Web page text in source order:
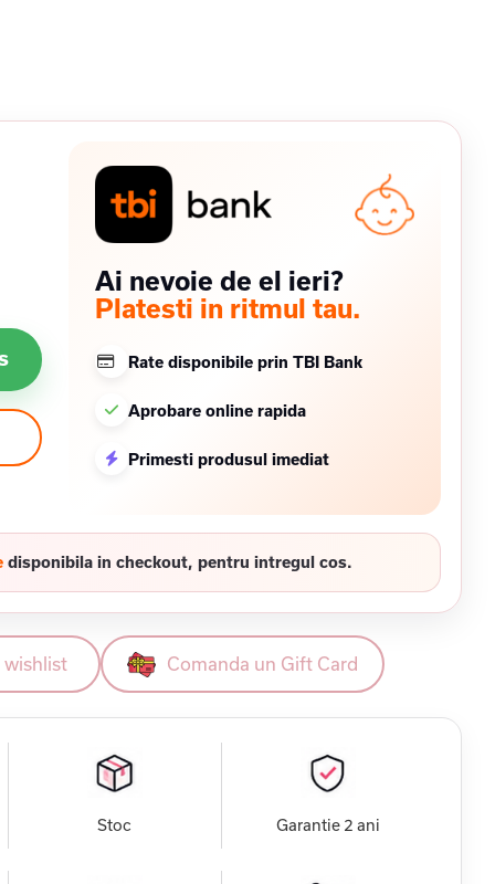
Ai nevoie de el ieri?
Platesti in ritmul tau.
Rate disponibile prin TBI Bank
Aprobare online rapida
Primesti produsul imediat
disponibila in checkout, pentru intregul cos.
wishlist Comanda un Gift Card
Stoc Garantie 2 ani